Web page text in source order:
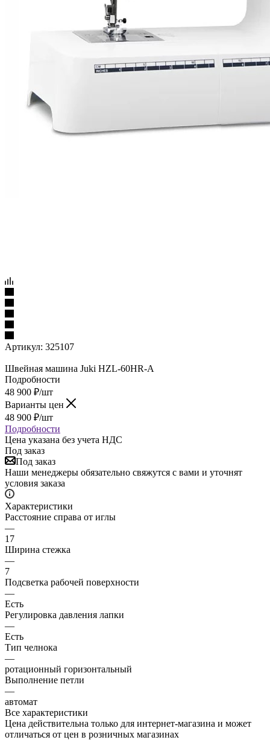
Артикул: 325107
Швейная машина Juki HZL-60HR-A
Подробности
48 900 ₽/шт
Варианты цен
48 900 ₽/шт
Подробности
Цена указана без учета НДС
Под заказ
Под заказ
Наши менеджеры обязательно свяжутся с вами и уточнят
условия заказа
Характеристики
Расстояние справа от иглы
—
17
Ширина стежка
—
7
Подсветка рабочей поверхности
—
Есть
Регулировка давления лапки
—
Есть
Тип челнока
—
ротационный горизонтальный
Выполнение петли
—
автомат
Все характеристики
Цена действительна только для интернет-магазина и может
отличаться от цен в розничных магазинах